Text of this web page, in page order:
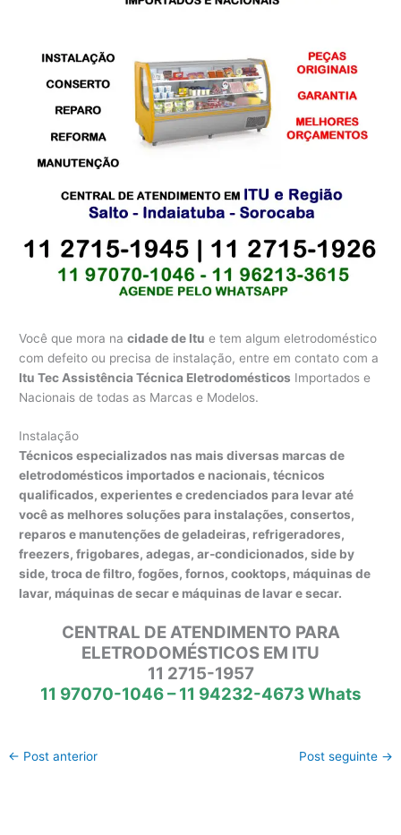
Você que mora nacidade de Itu e tem algum eletrodoméstico
com defeito ou precisa de instalação, entre em contato com a
Itu Tec Assistência Técnica Eletrodomésticos Importados e
Nacionais de todas as Marcas e Modelos.
Instalação
Técnicos especializados nas mais diversas marcas de
eletrodomésticos importados e nacionais, técnicos
qualificados, experientes e credenciados para levar até
você as melhores soluções para instalações, consertos,
reparos e manutenções de geladeiras, refrigeradores,
freezers, frigobares, adegas, ar-condicionados, side by
side, troca de filtro, fogões, fornos, cooktops, máquinas de
lavar, máquinas de secar e máquinas de lavar e secar.
CENTRAL DE ATENDIMENTO PARA
ELETRODOMÉSTICOS EM ITU
11 2715-1957
11 97070-1046 – 11 94232-4673 Whats
← Post anterior Post seguinte →